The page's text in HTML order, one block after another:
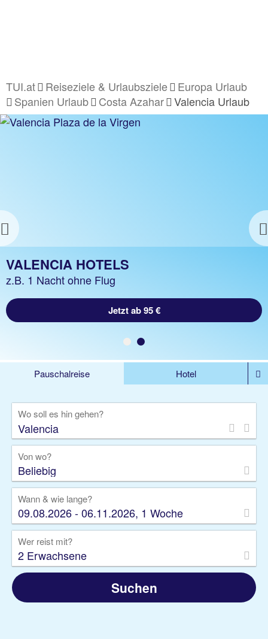
TUI.at Reiseziele & Urlaubsziele
Europa Urlaub
Spanien Urlaub
Costa Azahar Valencia Urlaub
Previous
VALENCIA URLAUB
z.B. 1 Woche Hotel inkl. Flug
Jetzt ab 917 €
VALENCIA HOTELS
z.B. 1 Nacht ohne Flug
Jetzt ab 95 €
Pauschalreise
Hotel
Rundreise
Kreuzfahrt
Gruppenreise
Camper Privattransfer
Wo soll es hin gehen?
Von wo?
Beliebig
Wann & wie lange?
09.08.2026 - 06.11.2026, 1 Woche
Wer reist mit?
2 Erwachsene
Suchen